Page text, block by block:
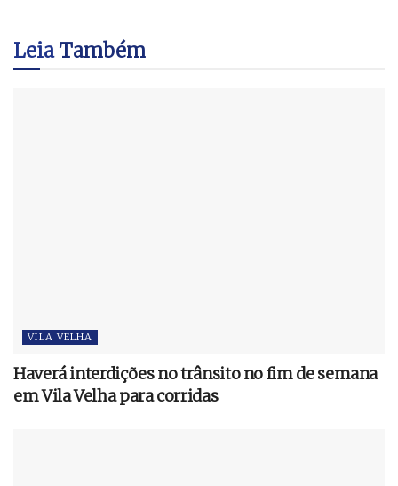
LeiaTambém
VILA VELHA
Haverá interdições no trânsito no fim de semana
em Vila Velha para corridas